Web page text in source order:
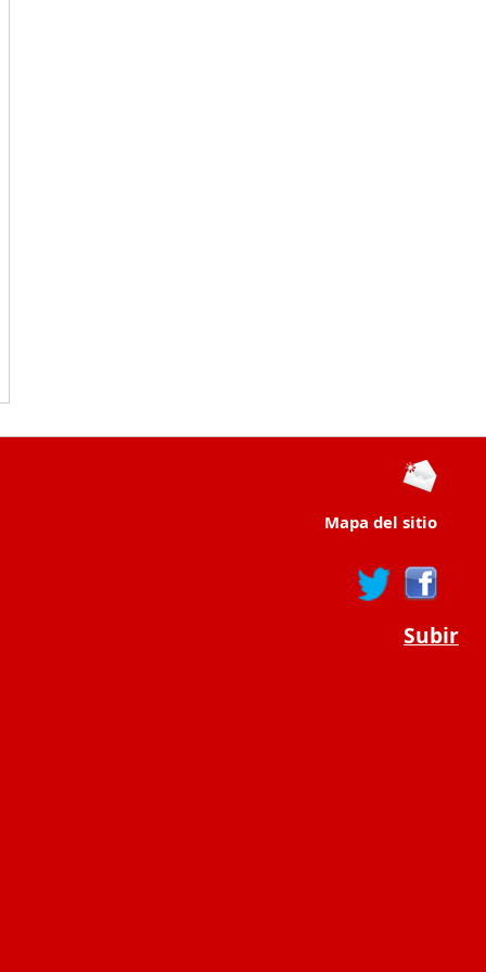
Mapa del sitio
Subir